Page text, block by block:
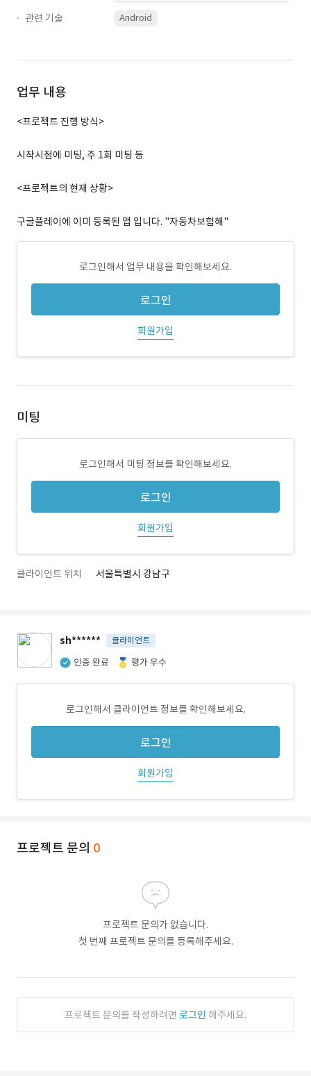
관련 기술
Android
업무 내용
<프로젝트 진행 방식>
시작시점에 미팅, 주 1회 미팅 등
<프로젝트의 현재 상황>
구글플레이에 이미 등록된 앱 입니다. "자동차보험해"
로그인해서 업무 내용을 확인해보세요.
로그인
회원가입
미팅
로그인해서 미팅 정보를 확인해보세요.
로그인
회원가입
클라이언트 위치 서울특별시 강남구
sh****** 클라이언트
인증 완료 평가 우수
로그인해서 클라이언트 정보를 확인해보세요.
로그인
회원가입
프로젝트 문의 0
프로젝트 문의가 없습니다.
첫 번째 프로젝트 문의를 등록해주세요.
프로젝트 문의를 작성하려면 로그인 해주세요.